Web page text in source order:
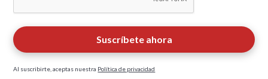
Al suscribirte, aceptas nuestra Política de privacidad